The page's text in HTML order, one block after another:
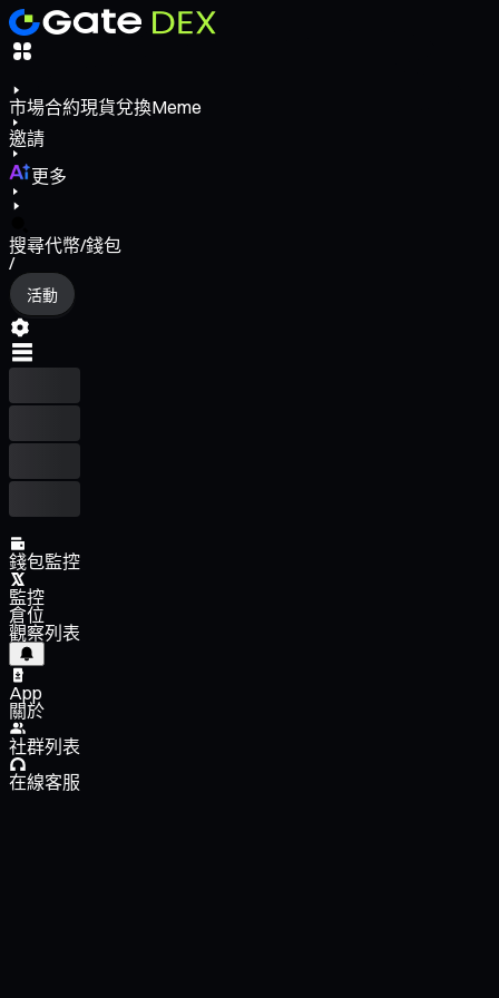
市場合約現貨兌換Meme
邀請
更多
搜尋代幣/錢包
/
活動
錢包監控
監控
倉位
觀察列表
App
關於
社群列表
在線客服